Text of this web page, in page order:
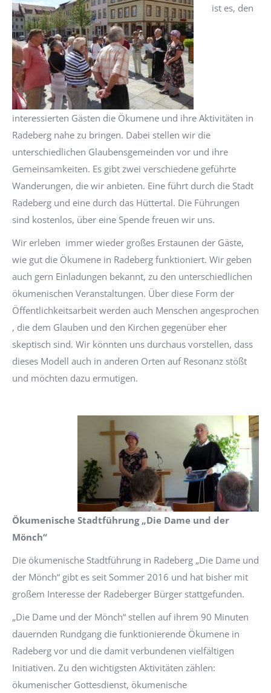
ist es, den
interessierten Gästen die Ökumene und ihre Aktivitäten in
Radeberg nahe zu bringen. Dabei stellen wir die
unterschiedlichen Glaubensgemeinden vor und ihre
Gemeinsamkeiten. Es gibt zwei verschiedene geführte
Wanderungen, die wir anbieten. Eine führt durch die Stadt
Radeberg und eine durch das Hüttertal. Die Führungen
sind kostenlos, über eine Spende freuen wir uns.
Wir erleben immer wieder großes Erstaunen der Gäste,
wie gut die Ökumene in Radeberg funktioniert. Wir geben
auch gern Einladungen bekannt, zu den unterschiedlichen
ökumenischen Veranstaltungen. Über diese Form der
Öffentlichkeitsarbeit werden auch Menschen angesprochen
, die dem Glauben und den Kirchen gegenüber eher
skeptisch sind. Wir könnten uns durchaus vorstellen, dass
dieses Modell auch in anderen Orten auf Resonanz stößt
und möchten dazu ermutigen.
Ökumenische Stadtführung „Die Dame und der
Mönch“
Die ökumenische Stadtführung in Radeberg „Die Dame und
der Mönch“ gibt es seit Sommer 2016 und hat bisher mit
großem Interesse der Radeberger Bürger stattgefunden.
„Die Dame und der Mönch“ stellen auf ihrem 90 Minuten
dauernden Rundgang die funktionierende Ökumene in
Radeberg vor und die damit verbundenen vielfältigen
Initiativen. Zu den wichtigsten Aktivitäten zählen:
ökumenischer Gottesdienst, ökumenische